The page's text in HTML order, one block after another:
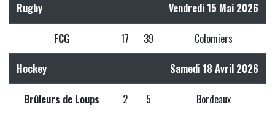
Rugby Vendredi 15 Mai 2026
FCG 17 39 Colomiers
Hockey Samedi 18 Avril 2026
Brûleurs de Loups 2 5 Bordeaux